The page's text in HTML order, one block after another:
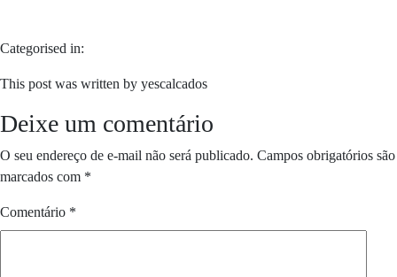
Categorised in:
This post was written by yescalcados
Deixe um comentário
O seu endereço de e-mail não será publicado. Campos obrigatórios são
marcados com *
Comentário *